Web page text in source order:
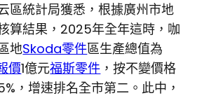
區統計局獲悉，根據廣州市地
算結果，2025年全年這時，咖
地Skoda零件區生產總值為
價1億元福斯零件 ，按不變價格
，增速排名全市第二。此中，